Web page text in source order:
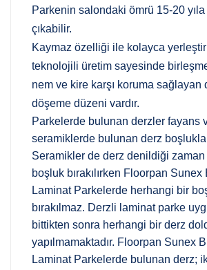
Parkenin salondaki ömrü 15-20
çıkabilir.
Kaymaz özelliği ile kolayca
teknolojili üretim sayesinde
nem ve kire karşı koruma sağlayan
döşeme düzeni vardır.
Parkelerde bulunan derzler fayans
seramiklerde bulunan derz
Seramikler de derz denildiği zaman
boşluk bırakılırken Floorpan
Laminat Parkelerde herhangi bir
bırakılmaz. Derzli laminat parke
bittikten sonra herhangi bir derz
yapılmamaktadır. Floorpan Sunex
Laminat Parkelerde bulunan derz;